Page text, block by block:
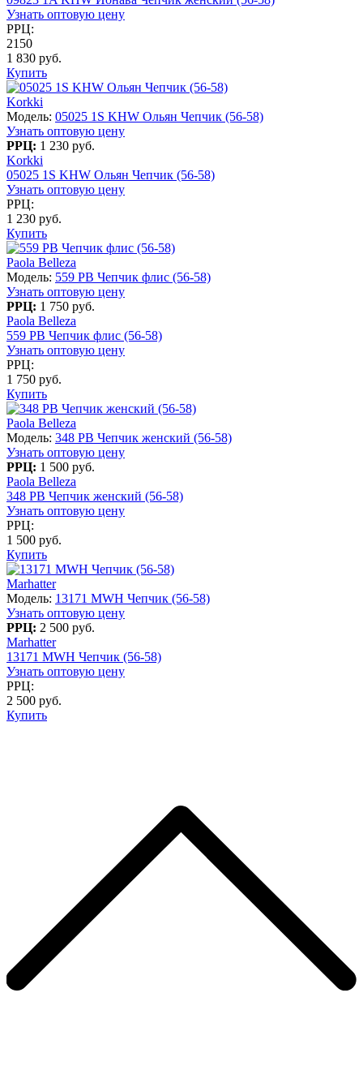
Узнать оптовую цену
РРЦ:
2150
1 830 руб.
Купить
Korkki
Модель: 05025 1S KHW Ольян Чепчик (56-58)
Узнать оптовую цену
РРЦ: 1 230 руб.
Korkki
05025 1S KHW Ольян Чепчик (56-58)
Узнать оптовую цену
РРЦ:
1 230 руб.
Купить
Paola Belleza
Модель: 559 PB Чепчик флис (56-58)
Узнать оптовую цену
РРЦ: 1 750 руб.
Paola Belleza
559 PB Чепчик флис (56-58)
Узнать оптовую цену
РРЦ:
1 750 руб.
Купить
Paola Belleza
Модель: 348 PB Чепчик женский (56-58)
Узнать оптовую цену
РРЦ: 1 500 руб.
Paola Belleza
348 PB Чепчик женский (56-58)
Узнать оптовую цену
РРЦ:
1 500 руб.
Купить
Marhatter
Модель: 13171 MWH Чепчик (56-58)
Узнать оптовую цену
РРЦ: 2 500 руб.
Marhatter
13171 MWH Чепчик (56-58)
Узнать оптовую цену
РРЦ:
2 500 руб.
Купить